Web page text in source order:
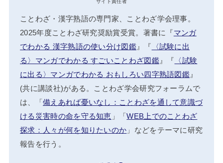
サイト責任者
ことわざ・漢字熟語の専門家、ことわざ学会理事。
2025年度ことわざ研究奨励賞受賞。著書に『マンガ
でわかる 漢字熟語の使い分け図鑑』『 〈試験に出
る〉マンガでわかる すごいことわざ図鑑』『 〈試験
に出る〉マンガでわかる おもしろい四字熟語図鑑 』
(共に講談社)がある。ことわざ学会研究フォーラムで
は、「備えあれば憂いなし：ことわざを通して意識づ
ける災害時の命を守る知恵 」「WEB上でのことわざ
探求：人々が何を知りたいのか 」などをテーマに研究
報告を行う。